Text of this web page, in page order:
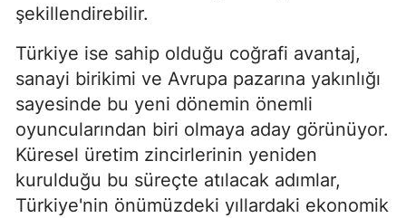
şekillendirebilir.
Türkiye ise sahip olduğu coğrafi avantaj,
sanayi birikimi ve Avrupa pazarına yakınlığı
sayesinde bu yeni dönemin önemli
oyuncularından biri olmaya aday görünüyor.
Küresel üretim zincirlerinin yeniden
kurulduğu bu süreçte atılacak adımlar,
Türkiye'nin önümüzdeki yıllardaki ekonomik